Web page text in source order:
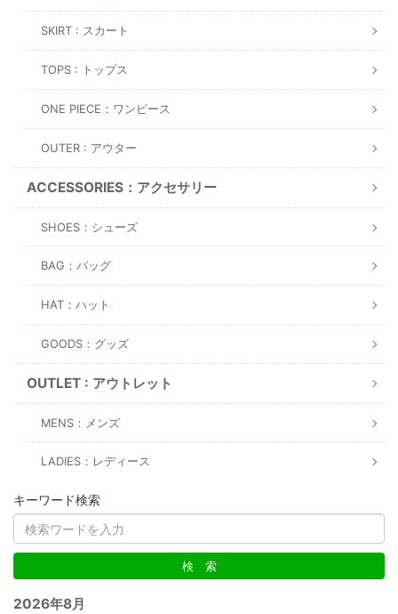
SKIRT : スカート
TOPS : トップス
ONE PIECE：ワンピース
OUTER : アウター
ACCESSORIES：アクセサリー
SHOES：シューズ
BAG：バッグ
HAT：ハット
GOODS：グッズ
OUTLET : アウトレット
MENS：メンズ
LADIES：レディース
キーワード検索
2026年8月